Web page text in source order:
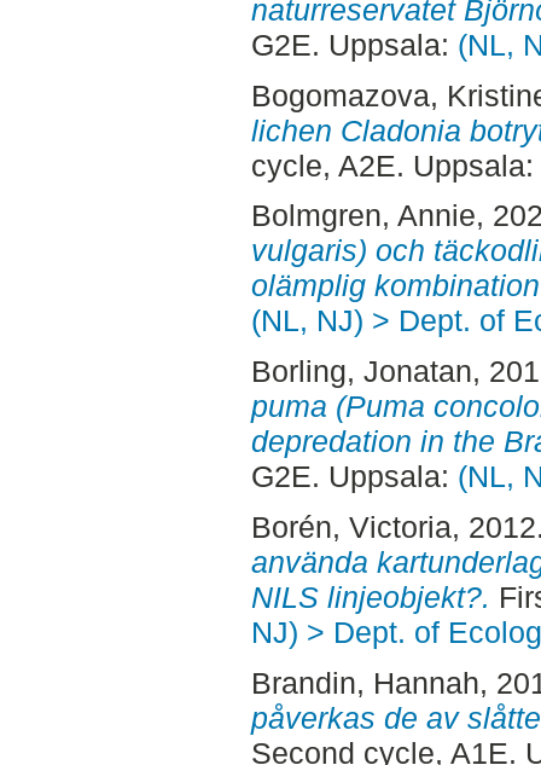
naturreservatet
G2E. Uppsala: (NL,
Bogomazova,
lichen Cladonia
cycle, A2E. Uppsala:
Bolmgren, Annie,
vulgaris) och
olämplig
(NL, NJ) > Dept. of
Borling, Jonatan,
puma (Puma
depredation in the
G2E. Uppsala: (NL,
Borén, Victoria,
använda
NILS linjeobjekt?.
NJ) > Dept. of
Brandin, Hannah,
påverkas de av
Second cycle, A1E.